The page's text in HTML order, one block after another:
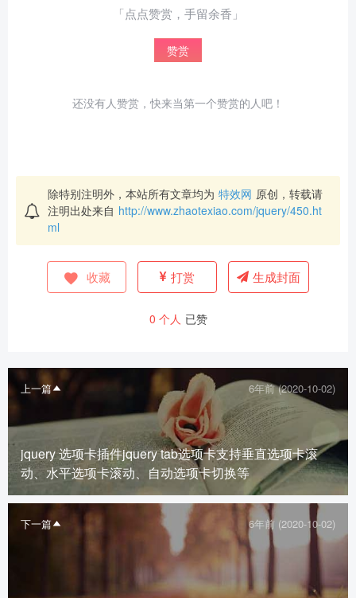
「点点赞赏，手留余香」
赞赏
还没有人赞赏，快来当第一个赞赏的人吧！
除特别注明外，本站所有文章均为 特效网 原创，转载请
注明出处来自 http://www.zhaotexiao.com/jquery/450.ht
ml
收藏 打赏 生成封面
0 个人 已赞
上一篇 6年前 (2020-10-02)
jquery 选项卡插件jquery tab选项卡支持垂直选项卡滚
动、水平选项卡滚动、自动选项卡切换等
下一篇 6年前 (2020-10-02)